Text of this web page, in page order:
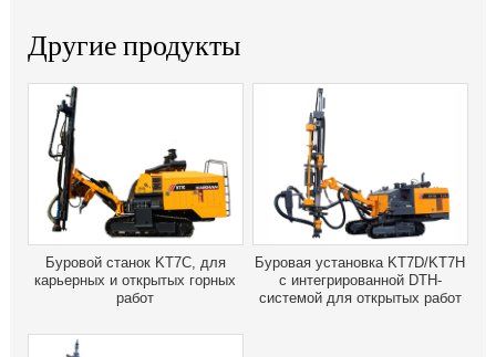
Другие продукты
Буровой станок KT7C, для
карьерных и открытых горных
работ
Буровая установка KT7D/KT7H
с интегрированной DTH-
системой для открытых работ